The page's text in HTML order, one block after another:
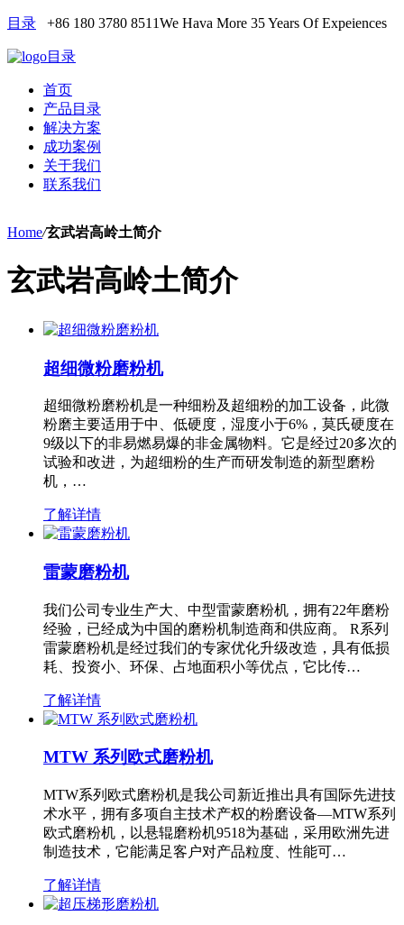
目录 +86 180 3780 8511We Hava More 35 Years Of Expeiences
目录
首页
产品目录
解决方案
成功案例
关于我们
联系我们
Home/玄武岩高岭土简介
玄武岩高岭土简介
超细微粉磨粉机
超细微粉磨粉机是一种细粉及超细粉的加工设备，此微
粉磨主要适用于中、低硬度，湿度小于6%，莫氏硬度在
9级以下的非易燃易爆的非金属物料。它是经过20多次的
试验和改进，为超细粉的生产而研发制造的新型磨粉
机，…
了解详情
雷蒙磨粉机
我们公司专业生产大、中型雷蒙磨粉机，拥有22年磨粉
经验，已经成为中国的磨粉机制造商和供应商。 R系列
雷蒙磨粉机是经过我们的专家优化升级改造，具有低损
耗、投资小、环保、占地面积小等优点，它比传…
了解详情
MTW 系列欧式磨粉机
MTW系列欧式磨粉机是我公司新近推出具有国际先进技
术水平，拥有多项自主技术产权的粉磨设备—MTW系列
欧式磨粉机，以悬辊磨粉机9518为基础，采用欧洲先进
制造技术，它能满足客户对产品粒度、性能可…
了解详情